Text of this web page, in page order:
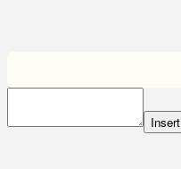
Insert